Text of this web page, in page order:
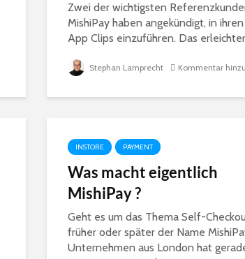
Zwei der wichtigsten
MishiPay haben angekündigt, in
App Clips einzuführen. Das
Stephan Lamprecht Kommentar
INSTORE PAYMENT
Was macht eigentlich
MishiPay ?
Geht es um das Thema Self-
früher oder später der Name
Unternehmen aus London hat